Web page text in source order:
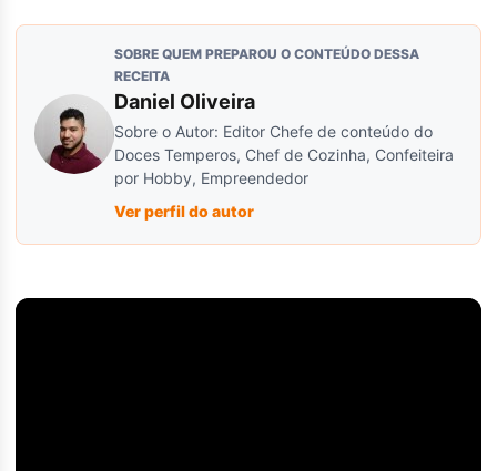
SOBRE QUEM PREPAROU O CONTEÚDO DESSA
RECEITA
Daniel Oliveira
Sobre o Autor: Editor Chefe de conteúdo do
Doces Temperos, Chef de Cozinha, Confeiteira
por Hobby, Empreendedor
Ver perfil do autor